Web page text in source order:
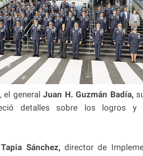
el general Juan H. Guzmán Badía,
detalles sobre los logros y
Sánchez, director de